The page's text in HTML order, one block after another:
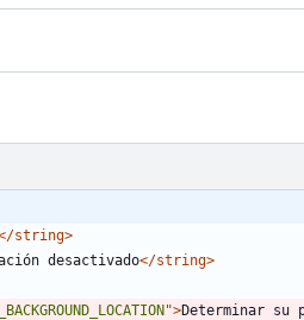
string>
desactivado</string>
>Determinar su